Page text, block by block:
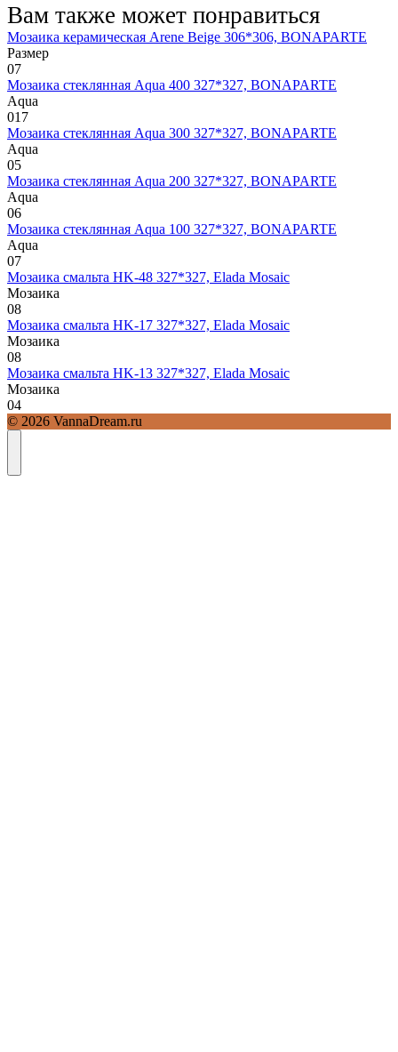
Вам также может понравиться
Мозаика керамическая Arene Beige 306*306, BONAPARTE
Размер
07
Мозаика стеклянная Aqua 400 327*327, BONAPARTE
Aqua
017
Мозаика стеклянная Aqua 300 327*327, BONAPARTE
Aqua
05
Мозаика стеклянная Aqua 200 327*327, BONAPARTE
Aqua
06
Мозаика стеклянная Aqua 100 327*327, BONAPARTE
Aqua
07
Мозаика смальта HK-48 327*327, Elada Mosaic
Мозаика
08
Мозаика смальта HK-17 327*327, Elada Mosaic
Мозаика
08
Мозаика смальта HK-13 327*327, Elada Mosaic
Мозаика
04
© 2026 VannaDream.ru